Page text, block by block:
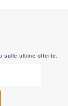
sulle ultime offerte.